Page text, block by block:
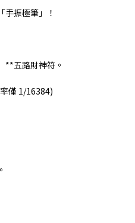
振極筆」！
**五路財神符。
僅 1/16384)